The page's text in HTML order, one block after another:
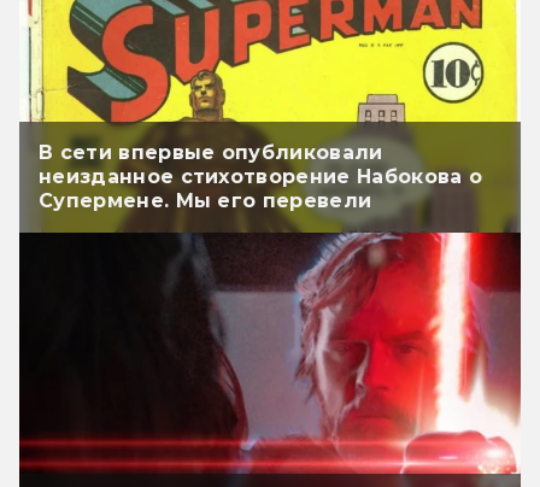
В сети впервые опубликовали
неизданное стихотворение Набокова о
Супермене. Мы его перевели